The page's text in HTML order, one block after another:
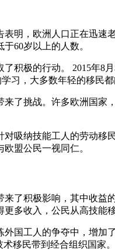
表明，欧洲人口正在迅
60岁以上的人数。
积极的行动。 2015年8
习，大多数年轻的移民
了挑战。许多欧洲国家
对吸纳技能工人的劳动
盟公民一视同仁。
了积极影响，其中收益
多收入，公民从高技能
国工人的争夺中，增
移民带到经合组织国家